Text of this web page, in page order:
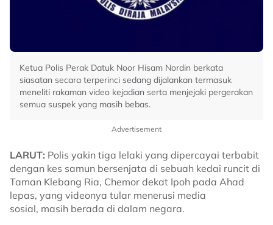
Ketua Polis Perak Datuk Noor Hisam Nordin berkata
siasatan secara terperinci sedang dijalankan termasuk
meneliti rakaman video kejadian serta menjejaki pergerakan
semua suspek yang masih bebas.
Advertisement
LARUT: Polis yakin tiga lelaki yang dipercayai terbabit
dengan kes samun bersenjata di sebuah kedai runcit di
Taman Klebang Ria, Chemor dekat Ipoh pada Ahad
lepas, yang videonya tular menerusi media
sosial, masih berada di dalam negara.